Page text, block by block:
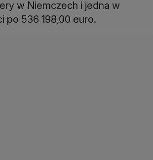
w Niemczech i jedna w
po 536 198,00 euro.